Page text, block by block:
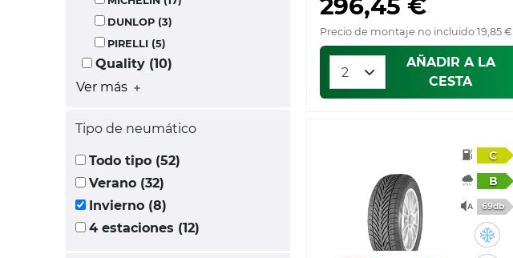
DUNLOP (3)
PIRELLI (5)
Quality (10)
Ver más
Tipo de neumático
Todo tipo (52)
Verano (32)
Invierno (8)
4 estaciones (12)
296,45 €
Precio de montaje no incluido 19,85 €
AÑADIR A LA
CESTA
C
B
69db